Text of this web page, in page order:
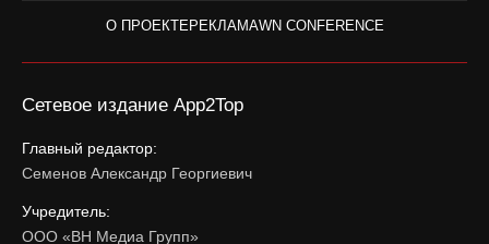
О ПРОЕКТЕРЕКЛАМАWN CONFERENCE
Сетевое издание App2Top
Главный редактор:
Семенов Александр Георгиевич
Учредитель:
ООО «ВН Медиа Групп»